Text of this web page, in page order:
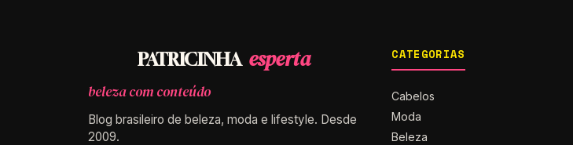
PATRICINHA esperta
beleza com conteúdo
Blog brasileiro de beleza, moda e lifestyle. Desde
2009.
CATEGORIAS
Cabelos
Moda
Beleza